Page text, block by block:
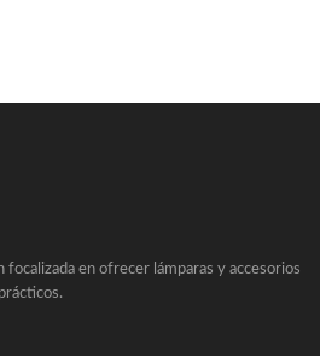
focalizada en ofrecer lámparas y accesorios